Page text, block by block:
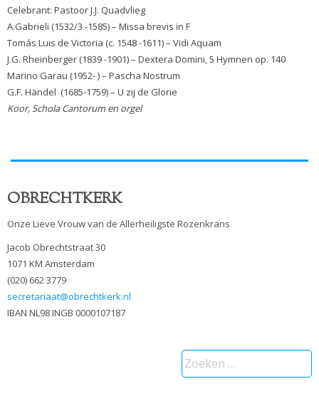
Celebrant: Pastoor J.J. Quadvlieg
A.Gabrieli (1532/3 -1585) – Missa brevis in F
Tomás Luis de Victoria (c. 1548 -1611) – Vidi Aquam
J.G. Rheinberger (1839 -1901) – Dextera Domini, 5 Hymnen op. 140
Marino Garau (1952- ) – Pascha Nostrum
G.F. Händel (1685-1759) – U zij de Glorie
Koor, Schola Cantorum en orgel
OBRECHTKERK
Onze Lieve Vrouw van de Allerheiligste Rozenkrans
Jacob Obrechtstraat 30
1071 KM Amsterdam
(020) 662 3779
secretariaat@obrechtkerk.nl
IBAN NL98 INGB 0000107187
Zoeken
naar: